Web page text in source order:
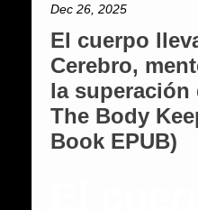
Dec 26, 2025
El cuerpo
Cerebro,
la superación
The Body
Book EPUB)